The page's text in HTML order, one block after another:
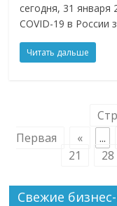
сегодня, 31 января
COVID-19 в России
Читать дальше
Первая
« ...
21
28
Свежие